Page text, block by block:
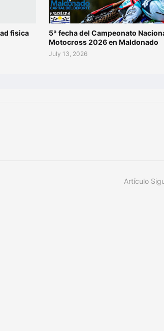
fisica
5ª fecha del Campeonato
Motocross 2026 en Maldonado
July 13, 2026
Artículo